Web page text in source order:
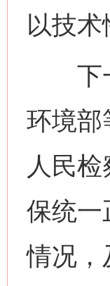
以技术
下一
环境部
人民
保统一
情况，